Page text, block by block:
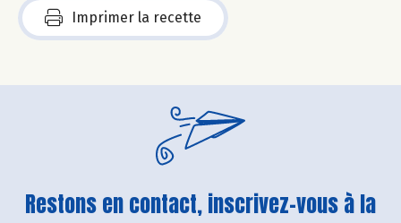
Imprimer la recette
Restons en contact, inscrivez-vous à la